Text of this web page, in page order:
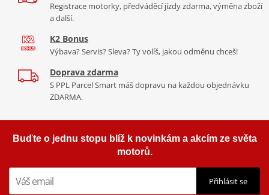
Registrace motorky, předváděcí jízdy zdarma, výměna zboží
a další.
K2 Bonus
Výbava? Servis? Sleva? Ty volíš, jakou odměnu chceš!
Doprava zdarma
S PPL Parcel Smart máš dopravu na každou objednávku
ZDARMA.
Buďte o jednu stopu blíž k novinkám a akcím ze světa
motorů.
Přihlásit se